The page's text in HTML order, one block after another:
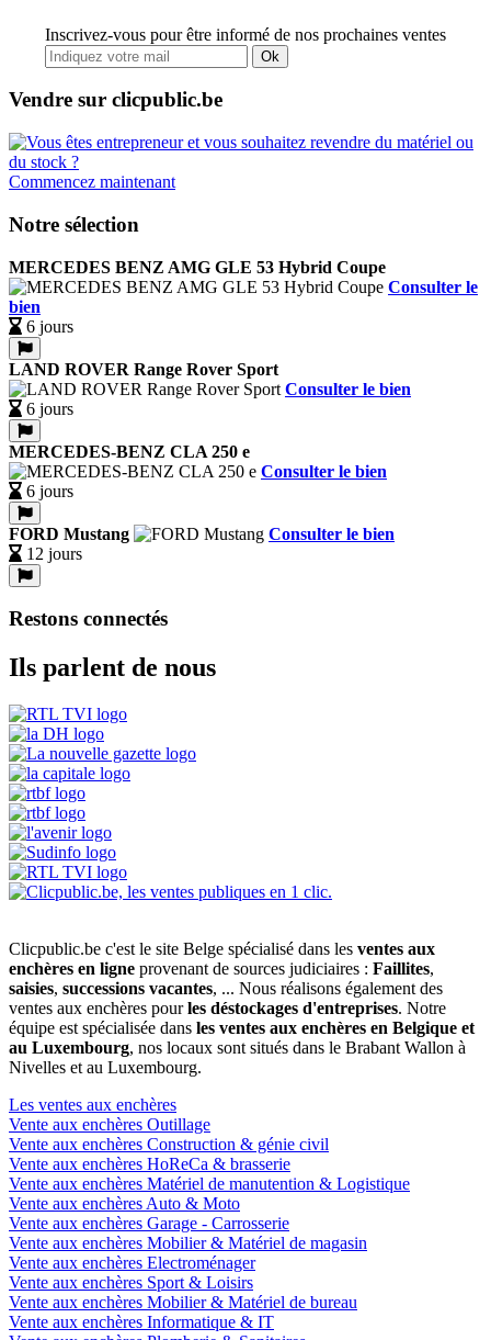
Inscrivez-vous pour être informé de nos prochaines ventes
Ok
Vendre sur clicpublic.be
Commencez maintenant
Notre sélection
MERCEDES BENZ AMG GLE 53 Hybrid Coupe
Consulter le
bien
6 jours
LAND ROVER Range Rover Sport
Consulter le bien
6 jours
MERCEDES-BENZ CLA 250 e
Consulter le bien
6 jours
FORD Mustang
Consulter le bien
12 jours
Restons connectés
Ils parlent de nous
Clicpublic.be c'est le site Belge spécialisé dans les ventes aux
enchères en ligne provenant de sources judiciaires : Faillites,
saisies, successions vacantes, ... Nous réalisons également des
ventes aux enchères pourles déstockages d'entreprises. Notre
équipe est spécialisée dans les ventes aux enchères en Belgique et
au Luxembourg, nos locaux sont situés dans le Brabant Wallon à
Nivelles et au Luxembourg.
Les ventes aux enchères
Vente aux enchères Outillage
Vente aux enchères Construction & génie civil
Vente aux enchères HoReCa & brasserie
Vente aux enchères Matériel de manutention & Logistique
Vente aux enchères Auto & Moto
Vente aux enchères Garage - Carrosserie
Vente aux enchères Mobilier & Matériel de magasin
Vente aux enchères Electroménager
Vente aux enchères Sport & Loisirs
Vente aux enchères Mobilier & Matériel de bureau
Vente aux enchères Informatique & IT